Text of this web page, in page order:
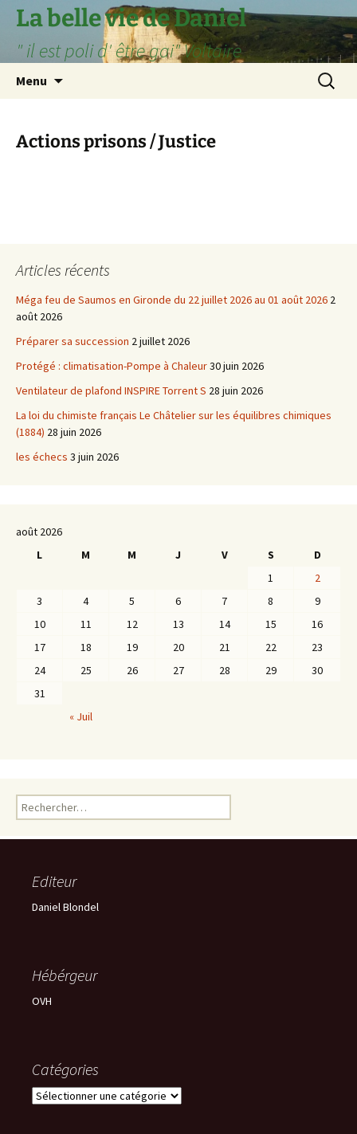
Aller
contenu
La belle vie de Daniel
" il est poli d' être gai" Voltaire
Menu
Actions prisons / Justice
Articles récents
Méga feu de Saumos en Gironde du 22 juillet 2026 au 01 août 2026 2
août 2026
Préparer sa succession 2 juillet 2026
Protégé : climatisation-Pompe à Chaleur30 juin 2026
Ventilateur de plafond INSPIRE Torrent S 28 juin 2026
La loi du chimiste français Le Châtelier sur les équilibres chimiques
(1884) 28 juin 2026
les échecs 3 juin 2026
août 2026
L
M M J V S
D
1
2
3
4 5 6 7 8
9
10
11 12 13 14 15
16
17
18 19 20 21 22
23
24
25 26 27 28 29
30
31
« Juil
Rechercher :
Editeur
Daniel Blondel
Hébérgeur
OVH
Catégories
Catégories